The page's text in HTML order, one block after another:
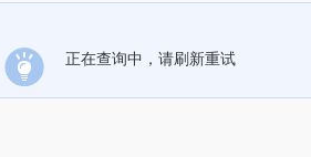
正在查询中，请刷新重试